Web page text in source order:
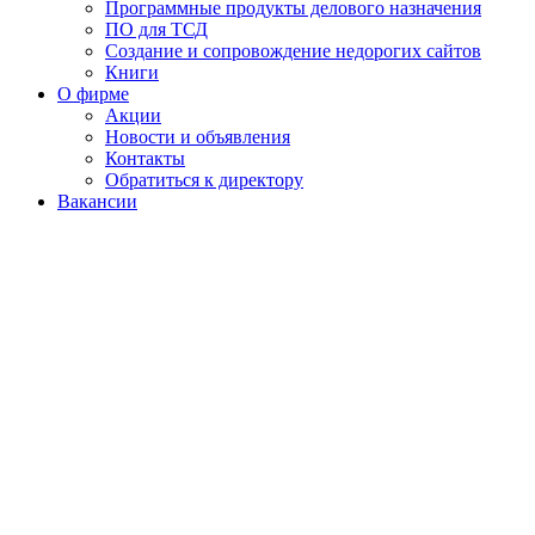
Программные продукты делового назначения
ПО для ТСД
Создание и сопровождение недорогих сайтов
Книги
О фирме
Акции
Новости и объявления
Контакты
Обратиться к директору
Вакансии